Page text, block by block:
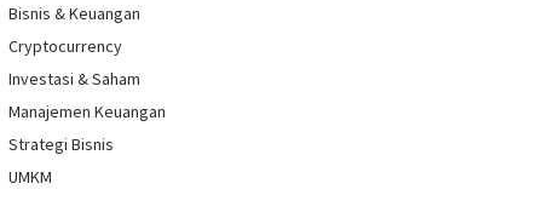
Bisnis & Keuangan
Cryptocurrency
Investasi & Saham
Manajemen Keuangan
Strategi Bisnis
UMKM